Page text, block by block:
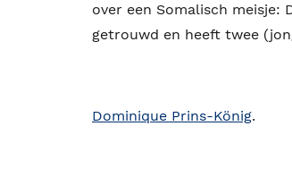
over een Somalisch meisje:
getrouwd en heeft twee
Dominique Prins-König.